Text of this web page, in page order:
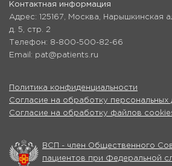
Контактная информация
Адрес: 125167, Москва, Нарышкинская
д. 5, стр. 2
Телефон: 8-800-500-82-66
Email: pat@patients.ru
Политика конфиденциальности
Согласие на обработку персональных
Согласие на обработку файлов
ВСП - член Общественного
пациентов при Федеральной